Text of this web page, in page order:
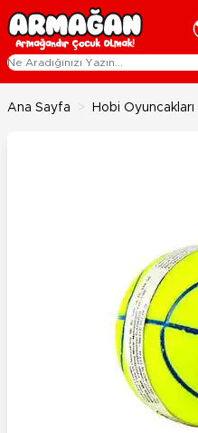
İçeriğe geç
Ana Sayfa > Hobi Oyuncakları